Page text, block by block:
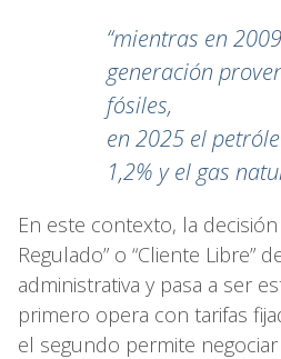
“mientras en
generación
fósiles,
en 2025 el
1,2% y el gas
En este contexto, la
Regulado” o “Cliente Libre”
administrativa y pasa a ser
primero opera con tarifas
el segundo permite